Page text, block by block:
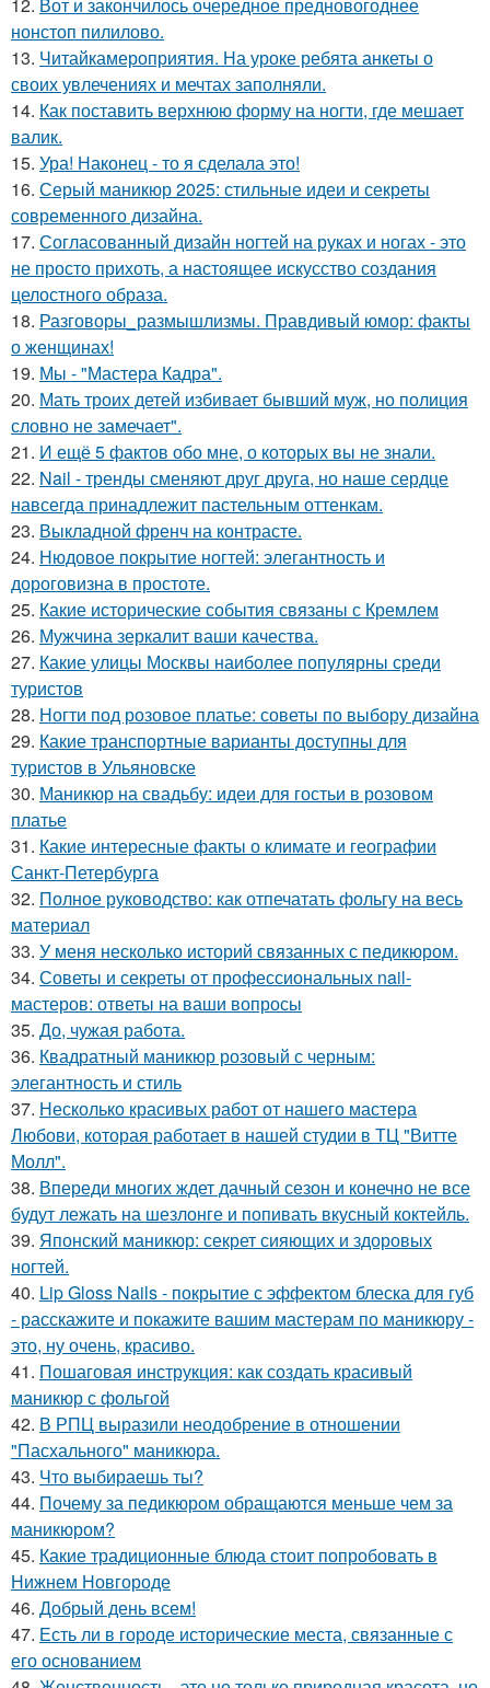
12. Вот и закончилось очередное предновогоднее
нонстоп пилилово.
13. Читайкамероприятия. На уроке ребята анкеты о
своих увлечениях и мечтах заполняли.
14. Как поставить верхнюю форму на ногти, где мешает
валик.
15. Ура! Наконец - то я сделала это!
16. Серый маникюр 2025: стильные идеи и секреты
современного дизайна.
17. Согласованный дизайн ногтей на руках и ногах - это
не просто прихоть, а настоящее искусство создания
целостного образа.
18. Разговоры_размышлизмы. Правдивый юмор: факты
о женщинах!
19. Мы - "Мастера Кадра".
20. Мать троих детей избивает бывший муж, но полиция
словно не замечает".
21. И ещё 5 фактов обо мне, о которых вы не знали.
22. Nail - тренды сменяют друг друга, но наше сердце
навсегда принадлежит пастельным оттенкам.
23. Выкладной френч на контрасте.
24. Нюдовое покрытие ногтей: элегантность и
дороговизна в простоте.
25. Какие исторические события связаны с Кремлем
26. Мужчина зеркалит ваши качества.
27. Какие улицы Москвы наиболее популярны среди
туристов
28. Ногти под розовое платье: советы по выбору дизайна
29. Какие транспортные варианты доступны для
туристов в Ульяновске
30. Маникюр на свадьбу: идеи для гостьи в розовом
платье
31. Какие интересные факты о климате и географии
Санкт-Петербурга
32. Полное руководство: как отпечатать фольгу на весь
материал
33. У меня несколько историй связанных с педикюром.
34. Советы и секреты от профессиональных nail-
мастеров: ответы на ваши вопросы
35. До, чужая работа.
36. Квадратный маникюр розовый с черным:
элегантность и стиль
37. Несколько красивых работ от нашего мастера
Любови, которая работает в нашей студии в ТЦ "Витте
Молл".
38. Впереди многих ждет дачный сезон и конечно не все
будут лежать на шезлонге и попивать вкусный коктейль.
39. Японский маникюр: секрет сияющих и здоровых
ногтей.
40. Lip Gloss Nails - покрытие с эффектом блеска для губ
- расскажите и покажите вашим мастерам по маникюру -
это, ну очень, красиво.
41. Пошаговая инструкция: как создать красивый
маникюр с фольгой
42. В РПЦ выразили неодобрение в отношении
"Пасхального" маникюра.
43. Что выбираешь ты?
44. Почему за педикюром обращаются меньше чем за
маникюром?
45. Какие традиционные блюда стоит попробовать в
Нижнем Новгороде
46. Добрый день всем!
47. Есть ли в городе исторические места, связанные с
его основанием